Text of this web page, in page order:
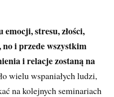
emocji, stresu, złości,
i przede wszystkim
i relacje zostaną na
wielu wspaniałych ludzi,
na kolejnych seminariach